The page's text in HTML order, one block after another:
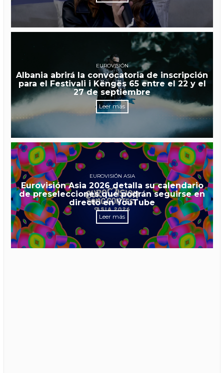
EUROVISIÓN
Albania abrirá la convocatoria de inscripción
para el Festivali i Këngës 65 entre el 22 y el
27 de septiembre
Leer más
EUROVISIÓN ASIA
Eurovisión Asia 2026 detalla su calendario
de preselecciones que podrán seguirse en
directo en YouTube
Leer más